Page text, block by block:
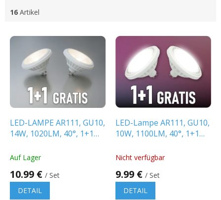
16 Artikel
LED-LAMPE AR111, GU10,
14W, 1020LM, 40°, 1+1
Auf Lager
10.99 € / Set
DETAIL
LED-Lampe AR111, GU10,
10W, 1100LM, 40°, 1+1
Nicht verfügbar
9.99 € / Set
DETAIL